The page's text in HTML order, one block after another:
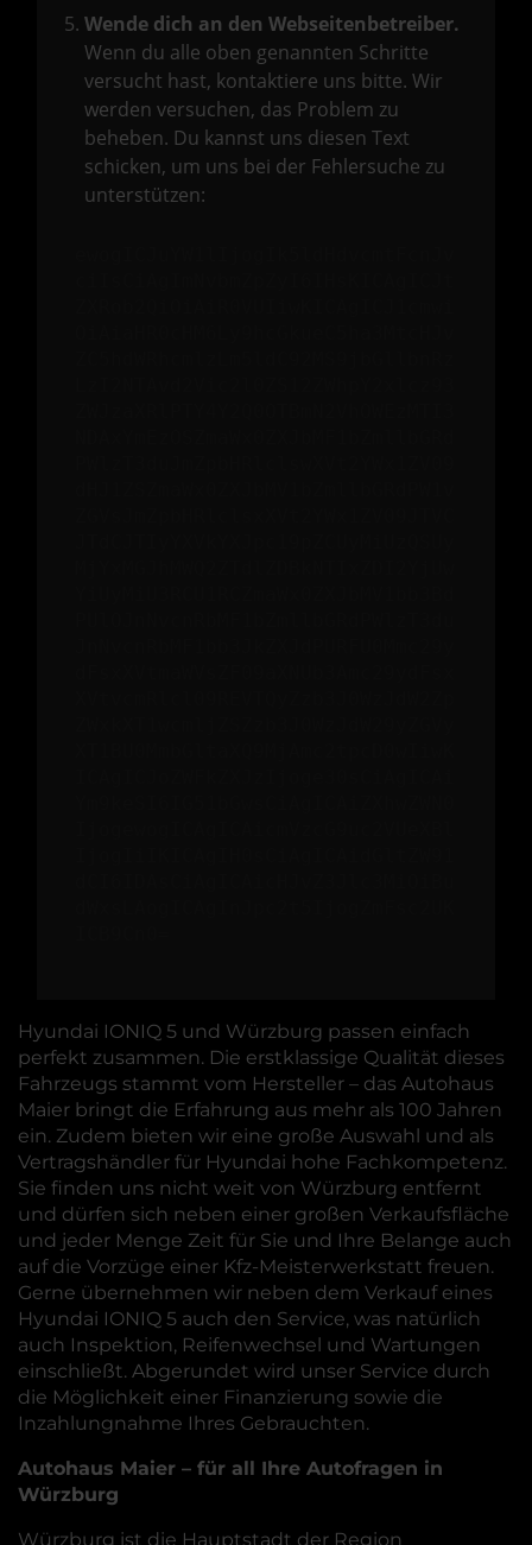
Wende dich an den Webseitenbetreiber.
Wenn du alle oben genannten Schritte
versucht hast, kontaktiere uns bitte. Wir
werden versuchen, das Problem zu
beheben. Du kannst uns diesen Text
schicken, um uns bei der Fehlersuche zu
unterstützen:
Hyundai IONIQ 5 und Würzburg passen einfach
perfekt zusammen. Die erstklassige Qualität dieses
Fahrzeugs stammt vom Hersteller – das Autohaus
Maier bringt die Erfahrung aus mehr als 100 Jahren
ein. Zudem bieten wir eine große Auswahl und als
Vertragshändler für Hyundai hohe Fachkompetenz.
Sie finden uns nicht weit von Würzburg entfernt
und dürfen sich neben einer großen Verkaufsfläche
und jeder Menge Zeit für Sie und Ihre Belange auch
auf die Vorzüge einer Kfz-Meisterwerkstatt freuen.
Gerne übernehmen wir neben dem Verkauf eines
Hyundai IONIQ 5 auch den Service, was natürlich
auch Inspektion, Reifenwechsel und Wartungen
einschließt. Abgerundet wird unser Service durch
die Möglichkeit einer Finanzierung sowie die
Inzahlungnahme Ihres Gebrauchten.
Autohaus Maier – für all Ihre Autofragen in
Würzburg
Würzburg ist die Hauptstadt der Region